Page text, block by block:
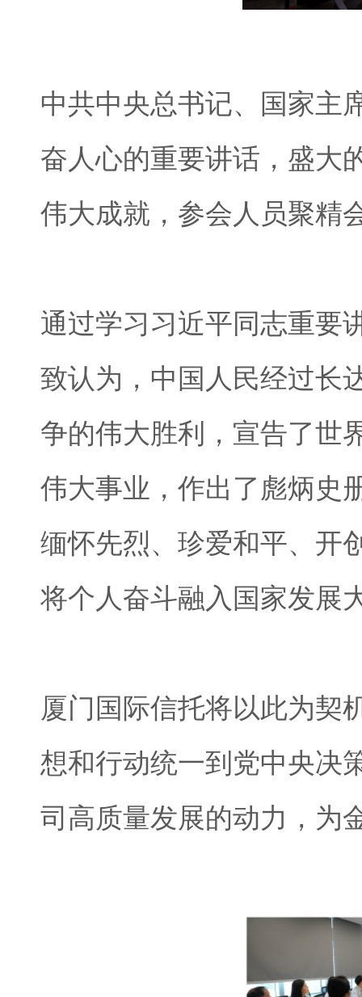
中共中央总书记、国家主
奋人心的重要讲话，盛大
伟大成就，参会人员聚精
通过学习习近平同志重要
致认为，中国人民经过长
争的伟大胜利，宣告了世
伟大事业，作出了彪炳史
缅怀先烈、珍爱和平、开
将个人奋斗融入国家发展
厦门国际信托将以此为契
想和行动统一到党中央决
司高质量发展的动力，为